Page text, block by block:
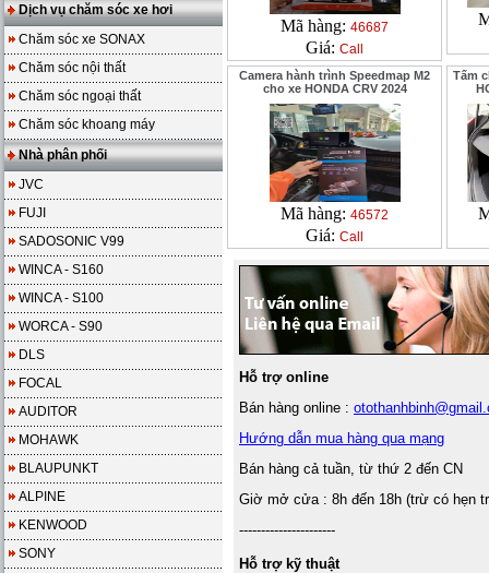
Dịch vụ chăm sóc xe hơi
Chăm sóc xe SONAX
Chăm sóc nội thất
Chăm sóc ngoại thất
Chăm sóc khoang máy
Nhà phân phối
JVC
FUJI
SADOSONIC V99
WINCA - S160
WINCA - S100
WORCA - S90
DLS
FOCAL
AUDITOR
MOHAWK
BLAUPUNKT
ALPINE
KENWOOD
SONY
Mã hàng: 46687
Giá: Call
Camera hành trình Speedmap M2
cho xe HONDA CRV 2024
Mã hàng: 46572
Giá: Call
Tấm
Hỗ trợ online
Bán hàng online :
Hướng dẫn mua hàng qua mạng
Bán hàng cả tuần, từ thứ 2 đến CN
Giờ mở cửa : 8h đến 18h (trừ có hẹn
----------------------
Hỗ trợ kỹ thuật